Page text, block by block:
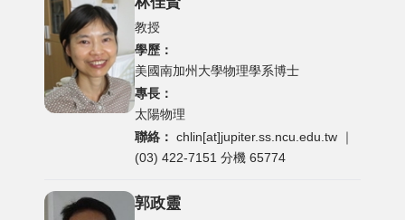
教授
學歷：
美國南加州大學物理學系博士
專長：
太陽物理
聯絡： chlin[at]jupiter.ss.ncu.edu.tw ｜
(03) 422-7151 分機 65774
郭政靈